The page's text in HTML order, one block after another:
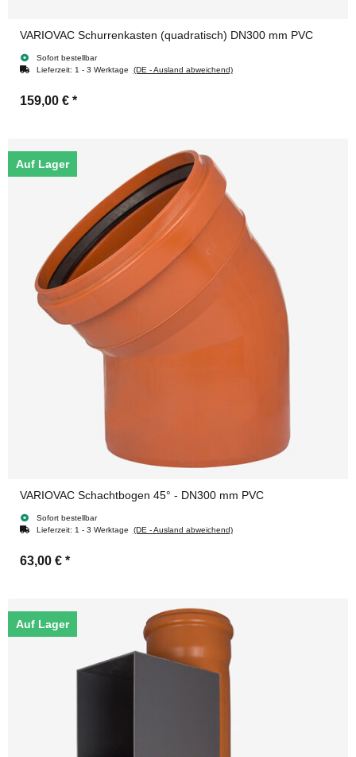
VARIOVAC Schurrenkasten (quadratisch) DN300 mm PVC
Sofort bestellbar
Lieferzeit: 1 - 3 Werktage (DE - Ausland abweichend)
159,00 € *
Auf Lager
VARIOVAC Schachtbogen 45° - DN300 mm PVC
Sofort bestellbar
Lieferzeit: 1 - 3 Werktage (DE - Ausland abweichend)
63,00 € *
Auf Lager